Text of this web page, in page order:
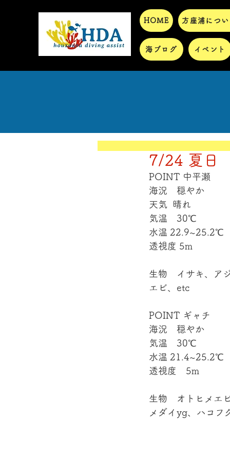
HOME 方座浦につ
海ブログ イベント
7/24 夏日
POINT 中平瀬
海況　穏やか
天気  晴れ
気温　30℃
水温 22.9~25.2℃
透視度 5m
生物　イサキ、ア
エビ、etc
POINT ギャチ
海況　穏やか
気温　30℃
水温 21.4~25.2℃
透視度　5m
生物　オトヒメエ
メダイyg、ハコフ